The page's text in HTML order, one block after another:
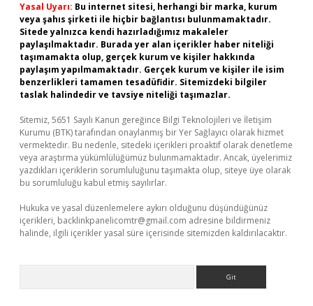
Yasal Uyarı: Bu internet sitesi, herhangi bir marka, kurum
veya şahıs şirketi ile hiçbir bağlantısı bulunmamaktadır.
Sitede yalnızca kendi hazırladığımız makaleler
paylaşılmaktadır. Burada yer alan içerikler haber niteliği
taşımamakta olup, gerçek kurum ve kişiler hakkında
paylaşım yapılmamaktadır. Gerçek kurum ve kişiler ile isim
benzerlikleri tamamen tesadüfidir. Sitemizdeki bilgiler
taslak halindedir ve tavsiye niteliği taşımazlar.
Sitemiz, 5651 Sayılı Kanun gereğince Bilgi Teknolojileri ve İletişim
Kurumu (BTK) tarafından onaylanmış bir Yer Sağlayıcı olarak hizmet
vermektedir. Bu nedenle, sitedeki içerikleri proaktif olarak denetleme
veya araştırma yükümlülüğümüz bulunmamaktadır. Ancak, üyelerimiz
yazdıkları içeriklerin sorumluluğunu taşımakta olup, siteye üye olarak
bu sorumluluğu kabul etmiş sayılırlar.
Hukuka ve yasal düzenlemelere aykırı olduğunu düşündüğünüz
içerikleri, backlinkpanelicomtr@gmail.com adresine bildirmeniz
halinde, ilgili içerikler yasal süre içerisinde sitemizden kaldırılacaktır.